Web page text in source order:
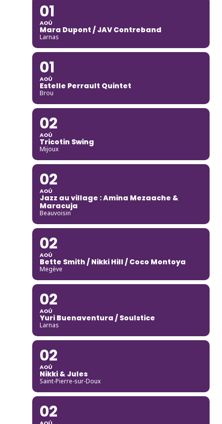
01
AOÛ
Mara Dupont / JAV Contreband
Larnas
01
AOÛ
Estelle Perrault Quintet
Brou
02
AOÛ
Tricotin Swing
Mijoux
02
AOÛ
Jazz au village : Amina Mezaache &
Maracuja
Beauvoisin
02
AOÛ
Bette Smith / Nikki Hill / Coco Montoya
Megève
02
AOÛ
Yuri Buenaventura / Soulstice
Larnas
02
AOÛ
Nikki & Jules
Saint-Pierre-sur-Doux
02